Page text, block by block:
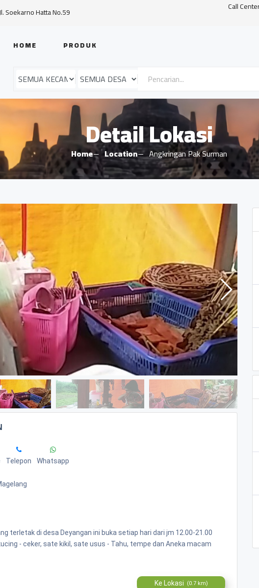
Soekarno Hatta No.59 Call
HOME PRODUK
Detail Lokasi
Home Location Angkringan Pak Surman
Telepon Whatsapp
terletak di desa Deyangan ini buka setiap hari dari jm 12.00-21.00
- ceker, sate kikil, sate usus - Tahu, tempe dan Aneka macam
Ke Lokasi (0.7 km)